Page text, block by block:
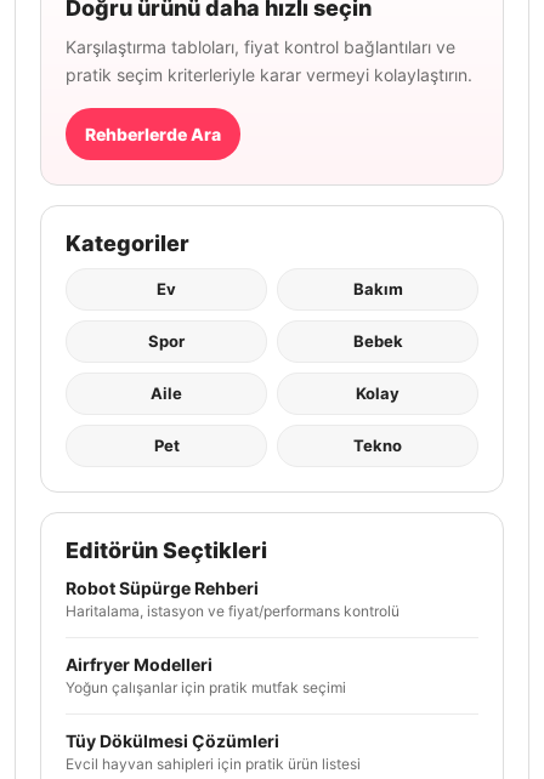
Doğru ürünü daha hızlı seçin
Karşılaştırma tabloları, fiyat kontrol bağlantıları ve
pratik seçim kriterleriyle karar vermeyi kolaylaştırın.
Rehberlerde Ara
Kategoriler
Ev Bakım
Spor Bebek
Aile Kolay
Pet Tekno
Editörün Seçtikleri
Robot Süpürge Rehberi
Haritalama, istasyon ve fiyat/performans kontrolü
Airfryer Modelleri
Yoğun çalışanlar için pratik mutfak seçimi
Tüy Dökülmesi Çözümleri
Evcil hayvan sahipleri için pratik ürün listesi